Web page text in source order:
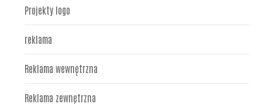
Projekty logo
reklama
Reklama wewnętrzna
Reklama zewnętrzna